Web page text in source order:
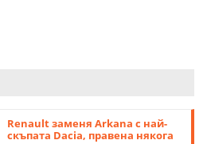
Renault заменя Arkana с най-
скъпата Dacia, правена някога